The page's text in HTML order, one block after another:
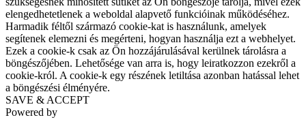
elengedhetetlenek a weboldal alapvető funkcióinak működéséhez.
Harmadik féltől származó cookie-kat is használunk, amelyek
segítenek elemezni és megérteni, hogyan használja ezt a webhelyet.
Ezek a cookie-k csak az Ön hozzájárulásával kerülnek tárolásra a
böngészőjében. Lehetősége van arra is, hogy leiratkozzon ezekről a
cookie-król. A cookie-k egy részének letiltása azonban hatással lehet
a böngészési élményére.
SAVE & ACCEPT
Powered by